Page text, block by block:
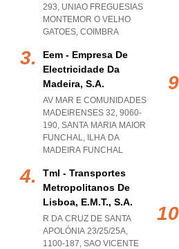
293, UNIAO FREGUESIAS
MONTEMOR O VELHO
GATOES, COIMBRA
Eem - Empresa De
Electricidade Da
Madeira, S.a.
AV MAR E COMUNIDADES
MADEIRENSES 32, 9060-
190, SANTA MARIA MAIOR
FUNCHAL, ILHA DA
MADEIRA FUNCHAL
Tml - Transportes
Metropolitanos De
Lisboa, E.m.t., S.a.
R DA CRUZ DE SANTA
APOLÓNIA 23/25/25A,
1100-187, SAO VICENTE